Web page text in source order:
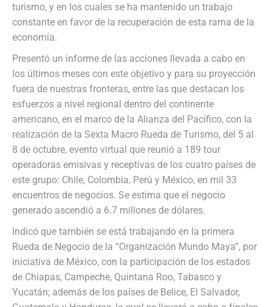
turismo, y en los cuales se ha mantenido un trabajo
constante en favor de la recuperación de esta rama de la
economía.
Presentó un informe de las acciones llevada a cabo en
los últimos meses con este objetivo y para su proyección
fuera de nuestras fronteras, entre las que destacan los
esfuerzos a nivel regional dentro del continente
americano, en el marco de la Alianza del Pacífico, con la
realización de la Sexta Macro Rueda de Turismo, del 5 al
8 de octubre, evento virtual que reunió a 189 tour
operadoras emisivas y receptivas de los cuatro países de
este grupo: Chile, Colombia, Perú y México, en mil 33
encuentros de negocios. Se estima que el negocio
generado ascendió a 6.7 millones de dólares.
Indicó que también se está trabajando en la primera
Rueda de Negocio de la “Organización Mundo Maya”, por
iniciativa de México, con la participación de los estados
de Chiapas, Campeche, Quintana Roo, Tabasco y
Yucatán; además de los países de Belice, El Salvador,